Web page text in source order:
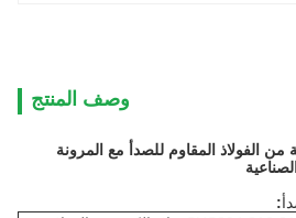
وصف المنتج
من الفولاذ المقاوم للصدأ مع المرونة
: